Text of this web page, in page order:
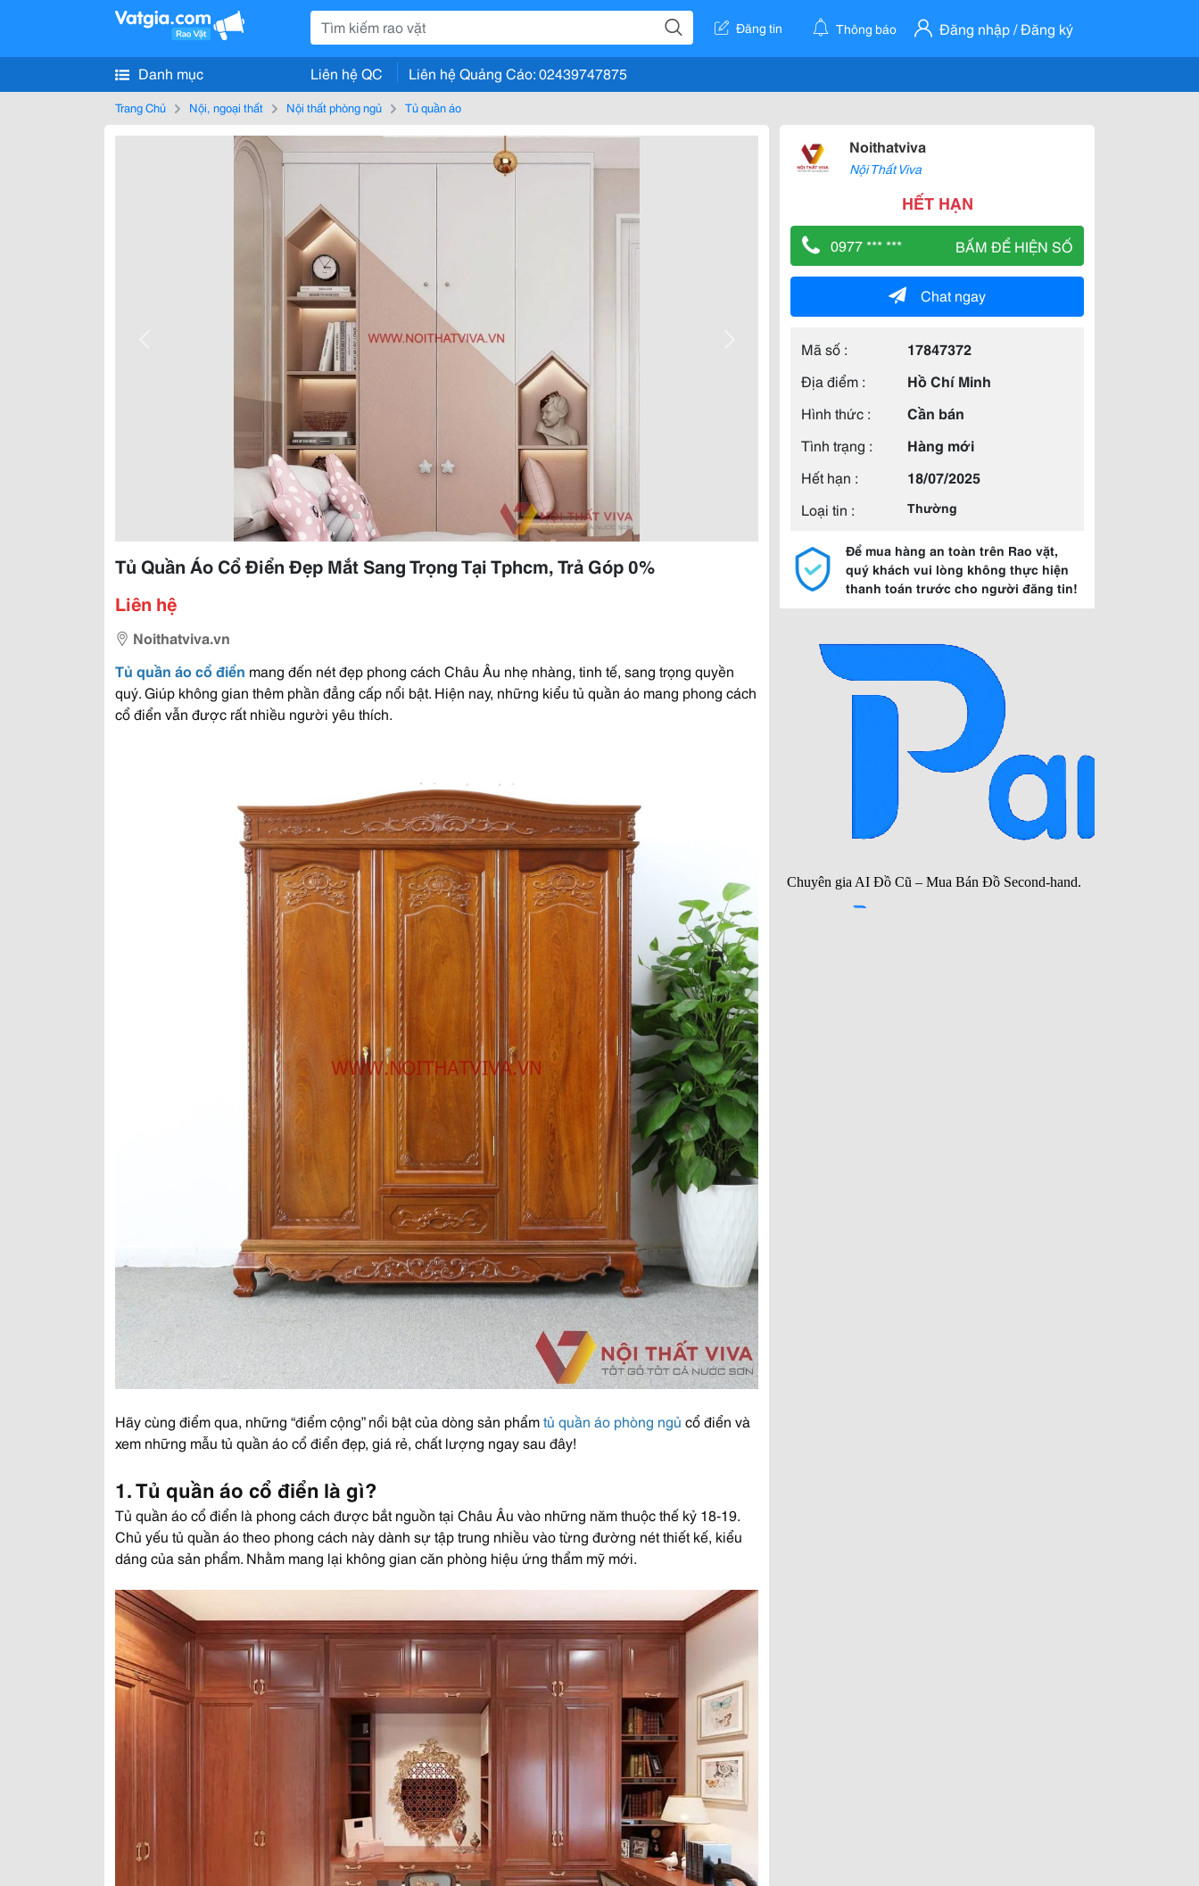
Đăng tin Thông báo Đăng nhập / Đăng ký
Danh mục Liên hệ QC Liên hệ Quảng Cáo: 02439747875
Trang Chủ Nội, ngoại thất Nội thất phòng ngủ Tủ quần áo
Tủ Quần Áo Cổ Điển Đẹp Mắt Sang Trọng Tại Tphcm, Trả Góp 0%
Liên hệ
Noithatviva.vn
Tủ quần áo cổ điển mang đến nét đẹp phong cách Châu Âu nhẹ nhàng, tinh tế, sang trọng quyền
quý. Giúp không gian thêm phần đẳng cấp nổi bật. Hiện nay, những kiểu tủ quần áo mang phong cách
cổ điển vẫn được rất nhiều người yêu thích.
Hãy cùng điểm qua, những “điểm cộng” nổi bật của dòng sản phẩmtủ quần áo phòng ngủ cổ điển và
xem những mẫu tủ quần áo cổ điển đẹp, giá rẻ, chất lượng ngay sau đây!
1. Tủ quần áo cổ điển là gì?
Tủ quần áo cổ điển là phong cách được bắt nguồn tại Châu Âu vào những năm thuộc thế kỷ 18-19.
Chủ yếu tủ quần áo theo phong cách này dành sự tập trung nhiều vào từng đường nét thiết kế, kiểu
dáng của sản phẩm. Nhằm mang lại không gian căn phòng hiệu ứng thẩm mỹ mới.
Noithatviva
Nội Thất Viva
HẾT HẠN
0977 *** *** BẤM ĐỂ HIỆN SỐ
Chat ngay
Mã số :
17847372
Địa điểm :
Hồ Chí Minh
Hình thức :
Cần bán
Tình trạng :
Hàng mới
Hết hạn :
18/07/2025
Loại tin :
Thường
Để mua hàng an toàn trên Rao vặt,
quý khách vui lòng không thực hiện
thanh toán trước cho người đăng tin!